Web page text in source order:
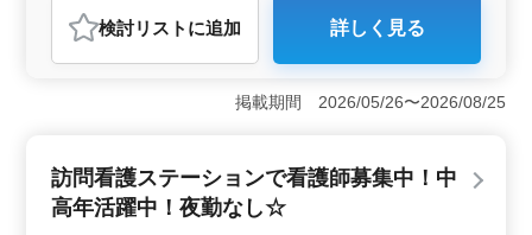
おすすめポイント
＜ベテラン経験者の方を歓迎＞ 自動車販売店での整備
士業務において、豊富な経験を持つ方々を積極的に募集
しています。特に、検査員資格をお持ちの方は優遇され
働きやすさ＞ 点検整備や車検整備など、幅広い業務に
携わることができます。また、残業は少なめで、プライ
検討リスト に追加 詳しく見る
掲載期間 2026/05/26〜2026/08/25
訪問看護ステーションで看護師募集中！中
高年活躍中！夜勤なし☆